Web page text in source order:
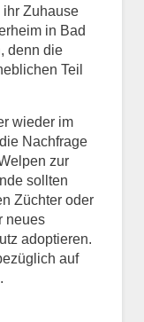
das
ihr Zuhause
in Bad
denn die
Teil
wieder im
Nachfrage
zur
sollten
Züchter oder
neues
adoptieren.
auf